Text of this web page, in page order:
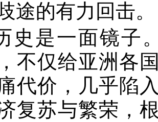
途的有力回击。
史是一面镜子
不仅给亚洲各
代价，几乎陷
复苏与繁荣，